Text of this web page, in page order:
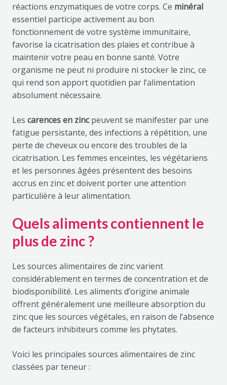
réactions enzymatiques de votre corps. Ce minéral
essentiel participe activement au bon
fonctionnement de votre système immunitaire,
favorise la cicatrisation des plaies et contribue à
maintenir votre peau en bonne santé. Votre
organisme ne peut ni produire ni stocker le zinc, ce
qui rend son apport quotidien par l’alimentation
absolument nécessaire.
Les carences en zincpeuvent se manifester par une
fatigue persistante, des infections à répétition, une
perte de cheveux ou encore des troubles de la
cicatrisation. Les femmes enceintes, les végétariens
et les personnes âgées présentent des besoins
accrus en zinc et doivent porter une attention
particulière à leur alimentation.
Quels aliments contiennent le
plus de zinc ?
Les sources alimentaires de zinc varient
considérablement en termes de concentration et de
biodisponibilité. Les aliments d’origine animale
offrent généralement une meilleure absorption du
zinc que les sources végétales, en raison de l’absence
de facteurs inhibiteurs comme les phytates.
Voici les principales sources alimentaires de zinc
classées par teneur :